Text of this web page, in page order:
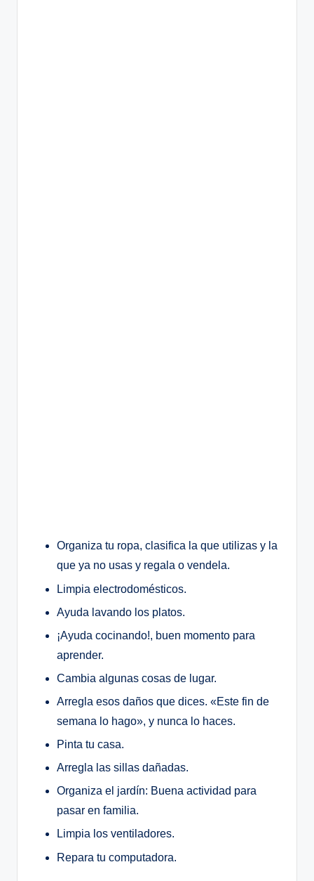
Organiza tu ropa, clasifica la que utilizas y la
que ya no usas y regala o vendela.
Limpia electrodomésticos.
Ayuda lavando los platos.
¡Ayuda cocinando!, buen momento para
aprender.
Cambia algunas cosas de lugar.
Arregla esos daños que dices. «Este fin de
semana lo hago», y nunca lo haces.
Pinta tu casa.
Arregla las sillas dañadas.
Organiza el jardín: Buena actividad para
pasar en familia.
Limpia los ventiladores.
Repara tu computadora.